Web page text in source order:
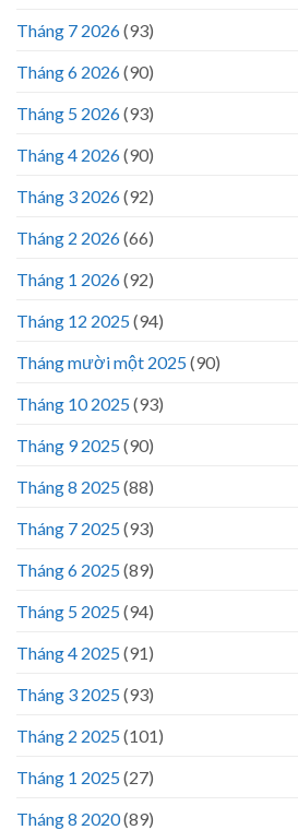
Tháng 7 2026(93)
Tháng 6 2026(90)
Tháng 5 2026(93)
Tháng 4 2026(90)
Tháng 3 2026(92)
Tháng 2 2026(66)
Tháng 1 2026(92)
Tháng 12 2025(94)
Tháng mười một 2025(90)
Tháng 10 2025(93)
Tháng 9 2025(90)
Tháng 8 2025(88)
Tháng 7 2025(93)
Tháng 6 2025(89)
Tháng 5 2025(94)
Tháng 4 2025(91)
Tháng 3 2025(93)
Tháng 2 2025(101)
Tháng 1 2025(27)
Tháng 8 2020(89)